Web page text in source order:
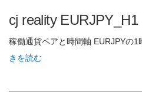
cj reality EURJPY_H1
稼働通貨ペアと時間軸 EURJPYの
きを読む